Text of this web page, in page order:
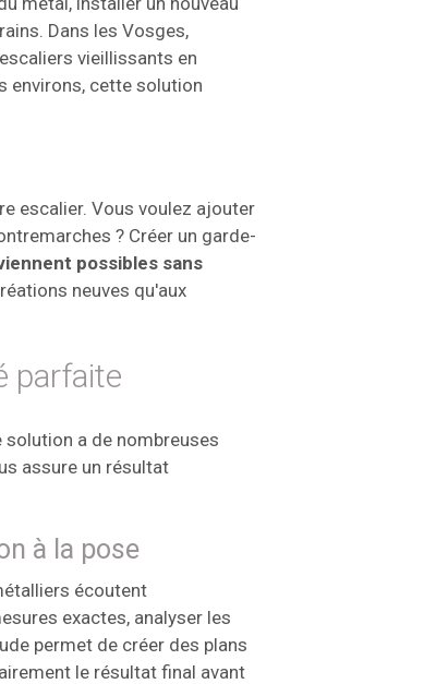
Dans les Vosges,
vieillissants en
environs, cette solution
escalier. Vous voulez ajouter
? Créer un garde-
possibles sans
neuves qu'aux
parfaite
a de nombreuses
assure un résultat
à la pose
écoutent
exactes, analyser les
permet de créer des plans
le résultat final avant